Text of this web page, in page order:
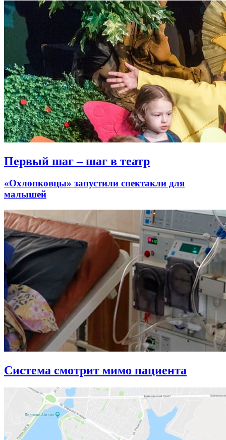
Первый шаг – шаг в театр
«Охлопковцы» запустили спектакли для
малышей
Система смотрит мимо пациента